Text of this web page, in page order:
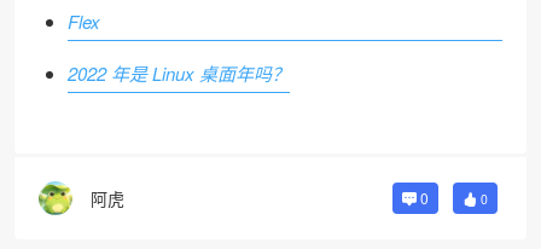
Flex
2022 年是 Linux 桌面年吗？
阿虎 0 0